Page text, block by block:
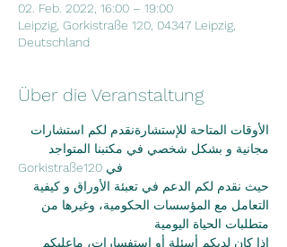
02. Feb. 2022, 16:00 – 19:00
Leipzig, Gorkistraße 120, 04347 Leipzig,
Deutschland
Über die Veranstaltung
الأوقات المتاحة للإستشارةنقدم لكم استشارات
مجانية و بشكل شخصي في مكتبنا المتواجد
Gorkistraße120 في
حيث نقدم لكم الدعم في تعبئة الأوراق و كيفية
التعامل مع المؤسسات الحكومية، وغيرها من
متطلبات الحياة اليومية
اذا كان لديكم أسئلة أو استفسارات، ماعليكم